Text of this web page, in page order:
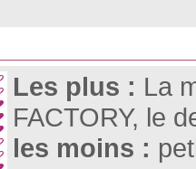
Les plus : La
FACTORY, le
les moins :